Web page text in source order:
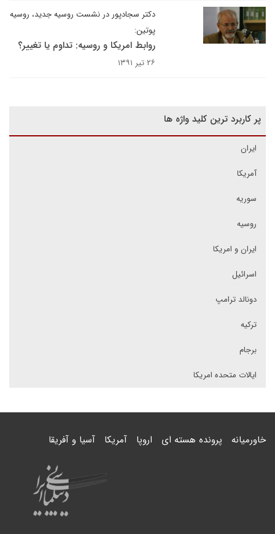
دکتر سجادپور در نشست روسیه جدید، روسیه
پوتین:
روابط امریکا و روسیه: تداوم یا تغییر؟
۲۶ تیر ۱۳۹۱
پر کاربرد ترین کلید واژه ها
ایران
آمریکا
سوریه
روسیه
ایران و امریکا
اسرائیل
دونالد ترامپ
ترکیه
برجام
ایالات متحده امریکا
خاورمیانه پرونده هسته ای اروپا آمریکا آسیا و آفریقا